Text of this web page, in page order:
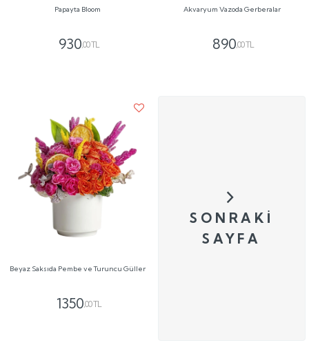
Papayta Bloom
930,00 TL
Akvaryum Vazoda Gerberalar
890,00 TL
Beyaz Saksıda Pembe ve Turuncu Güller
1350,00 TL
SONRAKI
SAYFA